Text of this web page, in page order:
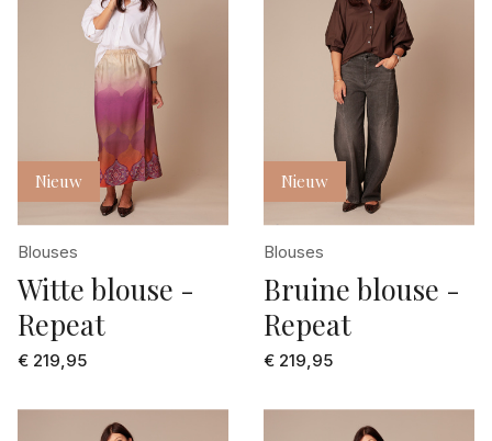
Nieuw
Blouses
Witte blouse -
Repeat
€ 219,95
Nieuw
Blouses
Bruine blouse -
Repeat
€ 219,95